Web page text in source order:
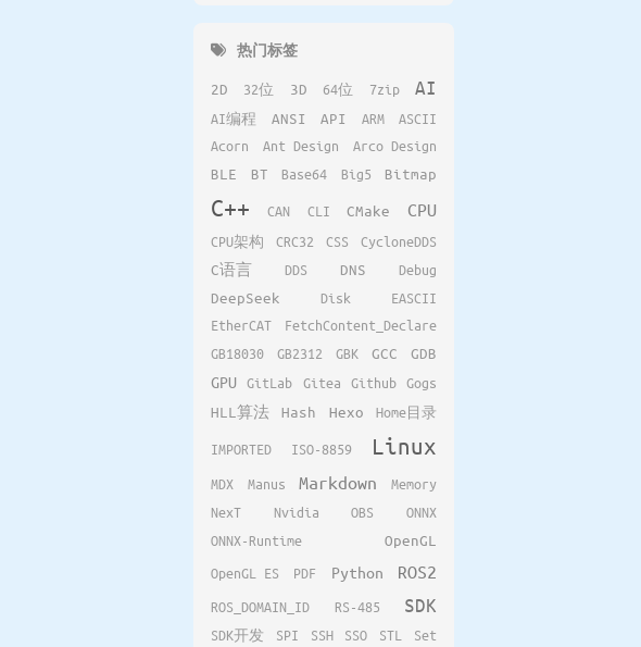
热门标签
2D 32位 3D 64位 7zip AI
AI编程 ANSI API ARM
ASCII
Acorn
Ant Design
Arco Design
BLE
BT Base64 Big5 Bitmap
C++ CAN CLI CMake CPU
CPU架构 CRC32 CSS
CycloneDDS
C语言
DDS DNS
Debug
DeepSeek
Disk
EASCII
EtherCAT
FetchContent_Declare
GB18030
GB2312 GBK GCC GDB
GPU GitLab Gitea Github Gogs
HLL算法
Hash Hexo
Home目录
IMPORTED
ISO-8859 Linux
MDX Manus Markdown
Memory
NexT
Nvidia OBS
ONNX
ONNX-Runtime
OpenGL
OpenGL ES
PDF Python ROS2
ROS_DOMAIN_ID RS-485 SDK
SDK开发 SPI SSH SSO STL
Set